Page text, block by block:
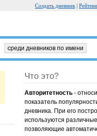
Создать дневник |
среди дневников по имени
Что это?
Авторитетность -
показатель
дневника. При его
используются
позволяющие